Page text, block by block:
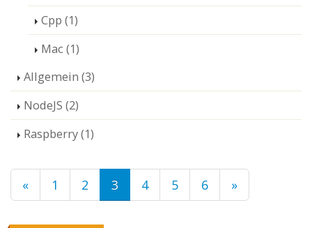
Cpp (1)
Mac (1)
Allgemein (3)
NodeJS (2)
Raspberry (1)
« 1 2 3 4 5 6 »